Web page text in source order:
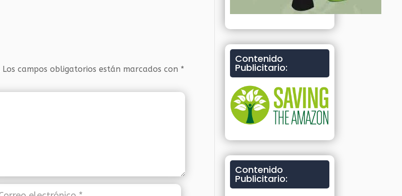
Los campos obligatorios están marcados con *
Contenido
Publicitario:
Contenido
Publicitario: